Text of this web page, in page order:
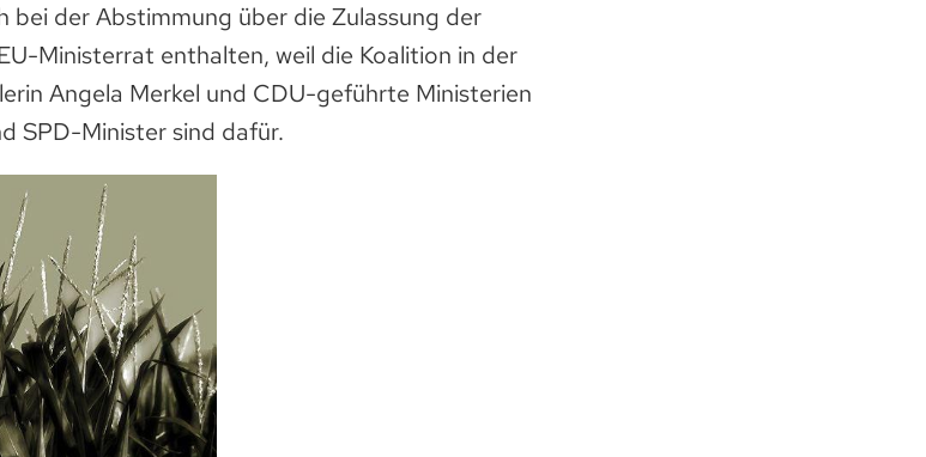
der Abstimmung über die Zulassung der
Ministerrat enthalten, weil die Koalition in der
Angela Merkel und CDU-geführte Ministerien
SPD-Minister sind dafür.